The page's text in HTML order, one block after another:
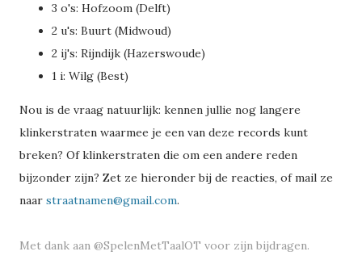
3 o's: Hofzoom (Delft)
2 u's: Buurt (Midwoud)
2 ij's: Rijndijk (Hazerswoude)
1 i: Wilg (Best)
Nou is de vraag natuurlijk: kennen jullie nog langere
klinkerstraten waarmee je een van deze records kunt
breken? Of klinkerstraten die om een andere reden
bijzonder zijn? Zet ze hieronder bij de reacties, of mail ze
naar straatnamen@gmail.com.
Met dank aan @SpelenMetTaalOT voor zijn bijdragen.